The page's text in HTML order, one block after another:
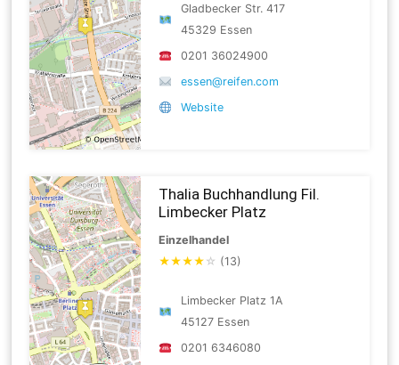
Gladbecker Str. 417
45329 Essen
0201 36024900
essen@reifen.com
Website
Thalia Buchhandlung Fil.
Limbecker Platz
Einzelhandel
★★★★ ☆ (13)
Limbecker Platz 1A
45127 Essen
0201 6346080